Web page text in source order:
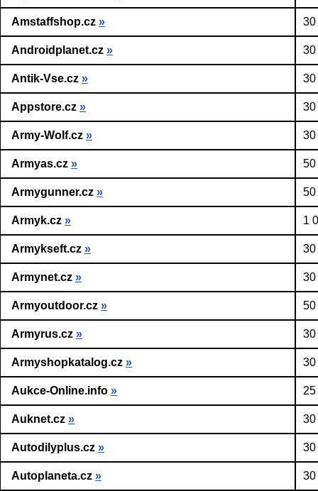
Amstaffshop.cz » 30
Androidplanet.cz » 30
Antik-Vse.cz » 30
Appstore.cz » 30
Army-Wolf.cz » 30
Armyas.cz » 50
Armygunner.cz » 50
Armyk.cz » 1
Armykseft.cz » 30
Armynet.cz » 30
Armyoutdoor.cz » 50
Armyrus.cz » 30
Armyshopkatalog.cz » 30
Aukce-Online.info »
Auknet.cz » 30
Autodilyplus.cz » 30
Autoplaneta.cz » 30